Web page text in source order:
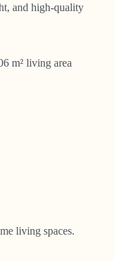
and high-quality
m² living area
living spaces.